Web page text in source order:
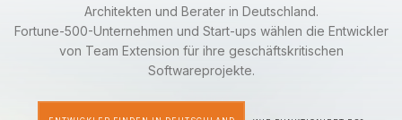
Architekten und Berater in Deutschland.
Fortune-500-Unternehmen und Start-ups wählen die Entwickler
von Team Extension für ihre geschäftskritischen
Softwareprojekte.